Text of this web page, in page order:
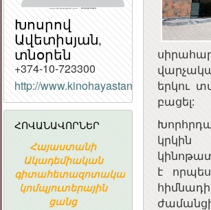
Խոսրով
Ավետիսյան,
տնօրեն
+374-10-723300
http://www.kinohayastan.am/
ՀՈՎԱՆԱՎՈՐՆԵՐ
Հայաստանի
Ակադեմիական
գիտահետազոտական
կոմպյուտերային
ցանց
ՀԱՅԱՍՏԱՆԻ
ՀԱՆՐԱՅԻՆ
ԽՈՐՀՈՒՐԴ
երկու
բացել:
կրկին
է